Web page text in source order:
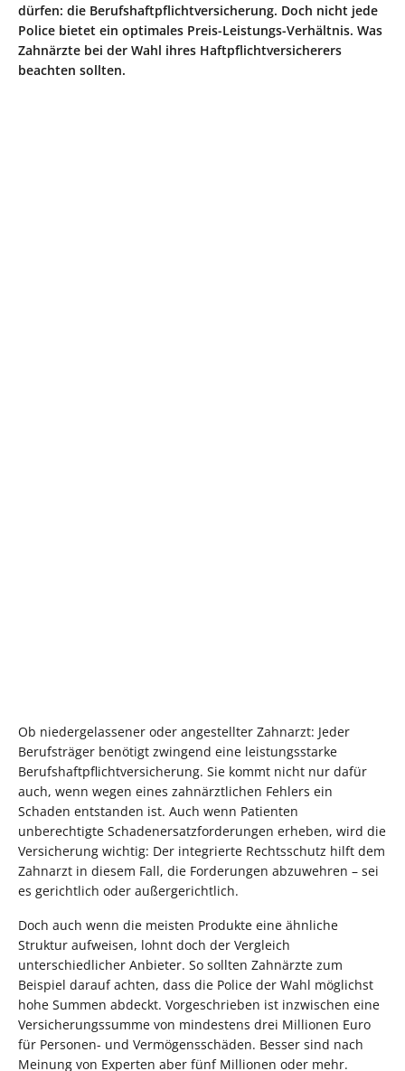
dürfen: die Berufshaftpflichtversicherung. Doch nicht jede
Police bietet ein optimales Preis-Leistungs-Verhältnis. Was
Zahnärzte bei der Wahl ihres Haftpflichtversicherers
beachten sollten.
Ob niedergelassener oder angestellter Zahnarzt: Jeder
Berufsträger benötigt zwingend eine leistungsstarke
Berufshaftpflichtversicherung. Sie kommt nicht nur dafür
auch, wenn wegen eines zahnärztlichen Fehlers ein
Schaden entstanden ist. Auch wenn Patienten
unberechtigte Schadenersatzforderungen erheben, wird die
Versicherung wichtig: Der integrierte Rechtsschutz hilft dem
Zahnarzt in diesem Fall, die Forderungen abzuwehren – sei
es gerichtlich oder außergerichtlich.
Doch auch wenn die meisten Produkte eine ähnliche
Struktur aufweisen, lohnt doch der Vergleich
unterschiedlicher Anbieter. So sollten Zahnärzte zum
Beispiel darauf achten, dass die Police der Wahl möglichst
hohe Summen abdeckt. Vorgeschrieben ist inzwischen eine
Versicherungssumme von mindestens drei Millionen Euro
für Personen- und Vermögensschäden. Besser sind nach
Meinung von Experten aber fünf Millionen oder mehr.